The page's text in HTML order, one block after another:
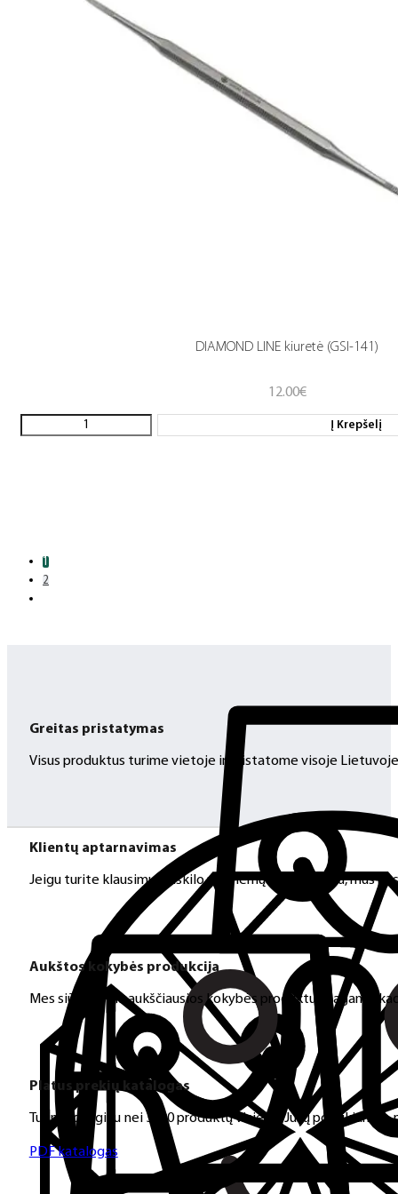
DIAMOND LINE kiuretė (GSI-141)
12.00€
Į Krepšelį
1
2
Greitas pristatymas
Visus produktus turime vietoje ir pristatome visoje Lietuvoje
Klientų aptarnavimas
Jeigu turite klausimų ar iškilo problemų su užsakymu, mus
Aukštos kokybės produkcija
Mes siūlome tik aukščiausios kokybės produktus nagams,
Platus prekių katalogas
Turime daugiau nei 3000 produktų visiems Jūsų poreikiams
PDF katalogas